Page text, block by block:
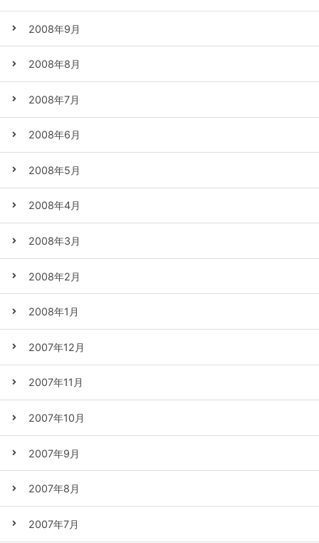
2008年9月
2008年8月
2008年7月
2008年6月
2008年5月
2008年4月
2008年3月
2008年2月
2008年1月
2007年12月
2007年11月
2007年10月
2007年9月
2007年8月
2007年7月